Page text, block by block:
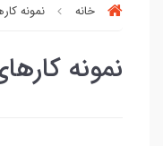
خانه نمونه
نمونه